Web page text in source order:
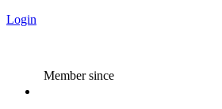
Login
Member since